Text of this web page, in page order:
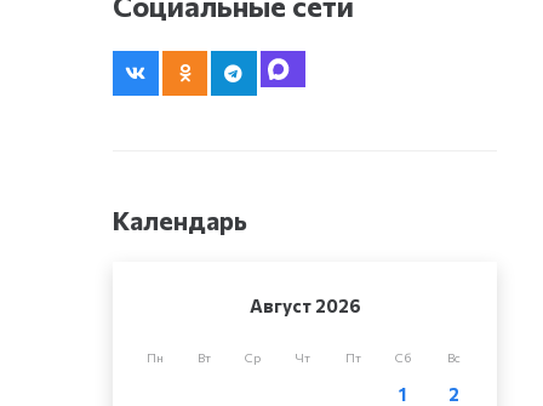
Календарь
Август 2026
Пн Вт Ср Чт Пт Сб Вс
1
2